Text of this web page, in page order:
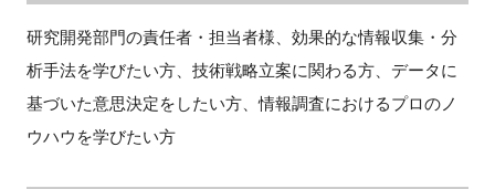
研究開発部門の責任者・担当者様、効果的な情報収集・分
析手法を学びたい方、技術戦略立案に関わる方、データに
基づいた意思決定をしたい方、情報調査におけるプロのノ
ウハウを学びたい方